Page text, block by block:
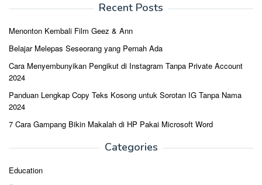
Recent Posts
Menonton Kembali Film Geez & Ann
Belajar Melepas Seseorang yang Pernah Ada
Cara Menyembunyikan Pengikut di Instagram Tanpa Private Account
2024
Panduan Lengkap Copy Teks Kosong untuk Sorotan IG Tanpa Nama
2024
7 Cara Gampang Bikin Makalah di HP Pakai Microsoft Word
Categories
Education